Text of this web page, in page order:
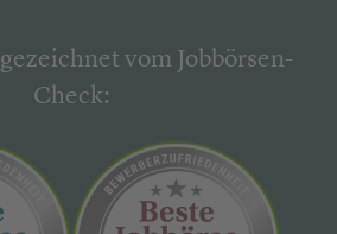
vom Jobbörsen-
Check: